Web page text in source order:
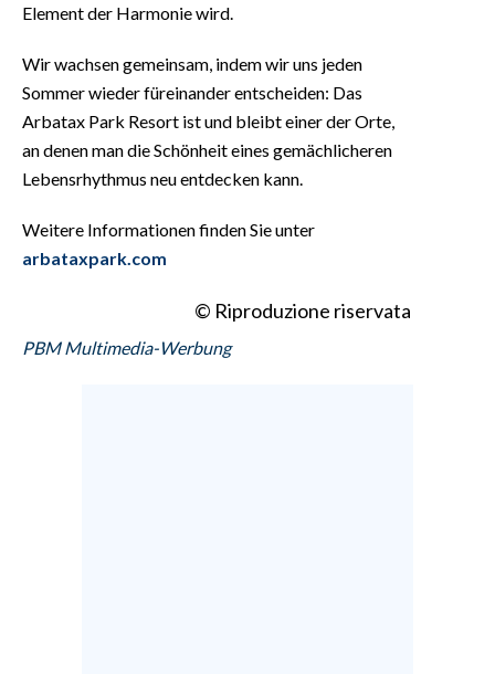
Element der Harmonie wird.
Wir wachsen gemeinsam, indem wir uns jeden
Sommer wieder füreinander entscheiden: Das
Arbatax Park Resort ist und bleibt einer der Orte,
an denen man die Schönheit eines gemächlicheren
Lebensrhythmus neu entdecken kann.
Weitere Informationen finden Sie unter
arbataxpark.com
© Riproduzione riservata
PBM Multimedia-Werbung